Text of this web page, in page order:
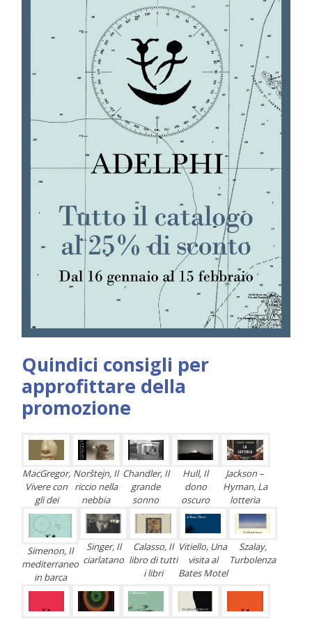
Quindici consigli per
approfittare della
promozione
MacGregor,
Vivere con
gli dei
Norštejn, Il
riccio nella
nebbia
Chandler, Il
grande
sonno
Hull, Il
dono
oscuro
Jackson –
Hyman, La
lotteria
Simenon, Il
mediterraneo
in barca
Singer, Il
ciarlatano
Calasso, Il
libro di tutti
i libri
Vitiello, Una
visita al
Bates Motel
Szalay,
Turbolenza